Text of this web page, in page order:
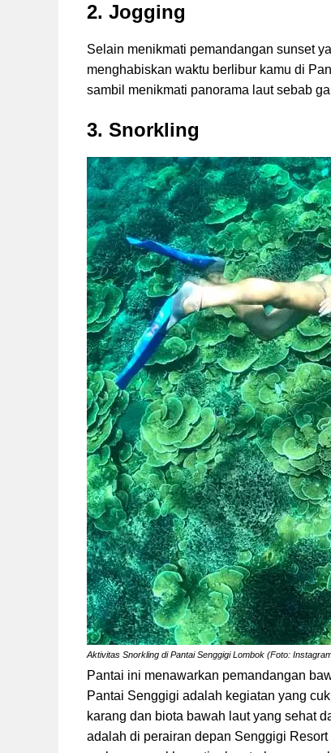
2. Jogging
Selain menikmati pemandangan sunset
menghabiskan waktu berlibur kamu di
sambil menikmati panorama laut sebab
3. Snorkling
Aktivitas Snorkling di Pantai Senggigi Lombok (Foto:
Pantai ini menawarkan pemandangan
Pantai Senggigi adalah kegiatan yang
karang dan biota bawah laut yang sehat
adalah di perairan depan Senggigi